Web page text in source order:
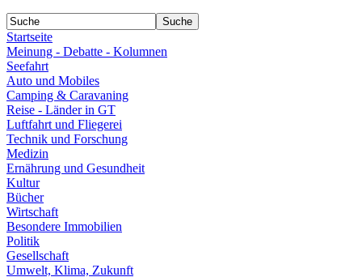
Startseite
Meinung - Debatte - Kolumnen
Seefahrt
Auto und Mobiles
Camping & Caravaning
Reise - Länder in GT
Luftfahrt und Fliegerei
Technik und Forschung
Medizin
Ernährung und Gesundheit
Kultur
Bücher
Wirtschaft
Besondere Immobilien
Politik
Gesellschaft
Umwelt, Klima, Zukunft